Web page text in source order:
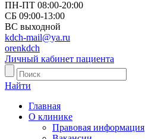
ПН-ПТ 08:00-20:00
СБ 09:00-13:00
ВС выходной
kdch-mail@ya.ru
orenkdch
Личный кабинет пациента
Найти
Главная
О клинике
Правовая информация